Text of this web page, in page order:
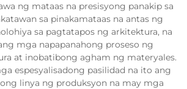
ng mataas na presisyong panakip sa
sa pinakamataas na antas ng
sa pagtatapos ng arkitektura, na
mga napapanahong proseso ng
at inobatibong agham ng materyales.
espesyalisadong pasilidad na ito ang
linya ng produksyon na may mga